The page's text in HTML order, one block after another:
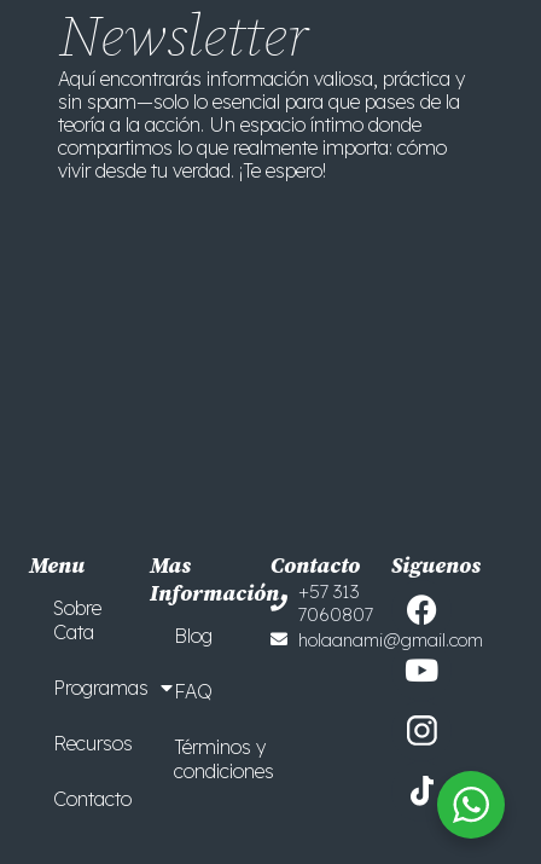
Newsletter
Aquí encontrarás información valiosa, práctica y
sin spam—solo lo esencial para que pases de la
teoría a la acción. Un espacio íntimo donde
compartimos lo que realmente importa: cómo
vivir desde tu verdad. ¡Te espero!
Menu
Sobre
Cata
Programas
Recursos
Contacto
Mas
Información
Blog
FAQ
Términos y
condiciones
Siguenos
F
a
c
e
b
o
o
k
Y
o
u
t
u
b
e
Contacto
+57 313
7060807
holaanami@gmail.com